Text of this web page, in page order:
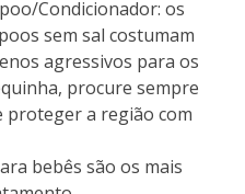
Condicionador: os
sem sal costumam
agressivos para os
procure sempre
a região com
bebês são os mais